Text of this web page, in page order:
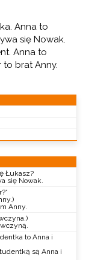
Anna to
się Nowak.
Anna to
to brat Anny.
Łukasz?
się Nowak.
Anny.
to Anna i
są Anna i